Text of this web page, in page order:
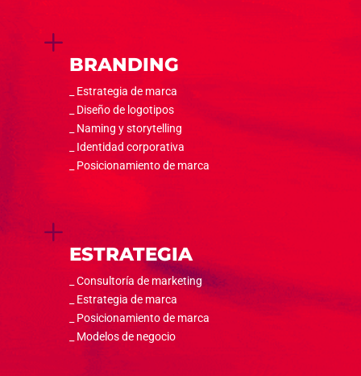
L
BRANDING
_ Estrategia de marca
_ Diseño de logotipos
_ Naming y storytelling
_ Identidad corporativa
_ Posicionamiento de marca
L
ESTRATEGIA
Consultoría de marketing
Estrategia de marca
Posicionamiento de marca
_ Modelos de negocio